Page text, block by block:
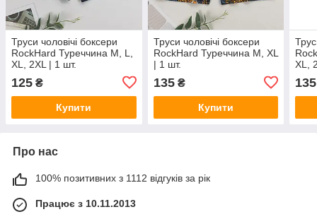
Труси чоловічі боксери
RockHard Туреччина M, L,
XL, 2XL | 1 шт.
125 ₴
Купити
Труси чоловічі боксери
RockHard Туреччина M, XL
| 1 шт.
135₴
Купити
XL,
135
Про нас
100% позитивних з 1112 відгуків за рік
Працює з 10.11.2013